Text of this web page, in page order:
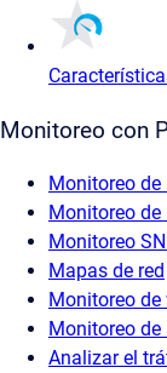
Monitoreo con
Monitoreo de
Monitoreo
Monitoreo
Mapas de red
Monitoreo de
Monitoreo de
Analizar el